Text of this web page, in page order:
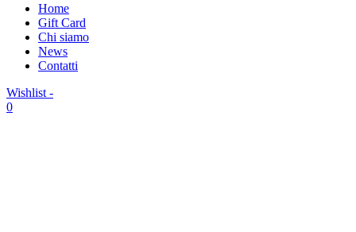
Home
Gift Card
Chi siamo
News
Contatti
Wishlist -
0